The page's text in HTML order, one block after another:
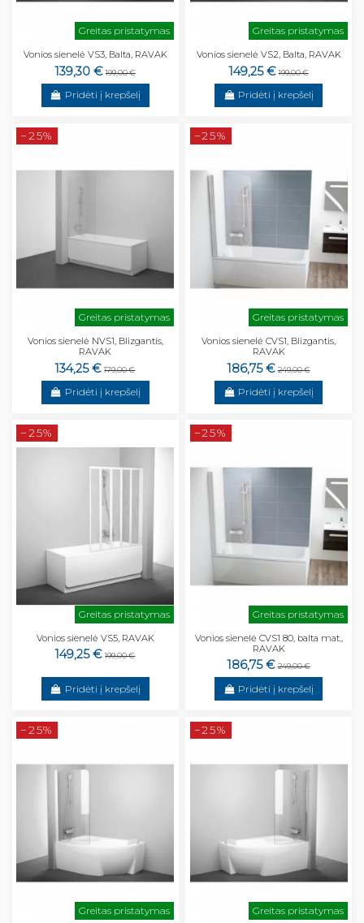
Greitas pristatymas
Vonios sienelė VS3, Balta, RAVAK
139,30 € 199,00 €
Pridėti į krepšelį
Greitas pristatymas
Vonios sienelė VS2, Balta, RAVAK
149,25 € 199,00 €
Pridėti į krepšelį
−25%
Greitas pristatymas
Vonios sienelė NVS1, Blizgantis,
RAVAK
134,25 € 179,00 €
Pridėti į krepšelį
−25%
Greitas pristatymas
Vonios sienelė CVS1, Blizgantis,
RAVAK
186,75 € 249,00 €
Pridėti į krepšelį
−25%
Greitas pristatymas
Vonios sienelė VS5, RAVAK
149,25 € 199,00 €
Pridėti į krepšelį
−25%
Greitas pristatymas
Vonios sienelė CVS1 80, balta mat.,
RAVAK
186,75 € 249,00 €
Pridėti į krepšelį
−25%
Greitas pristatymas
−25%
Greitas pristatymas